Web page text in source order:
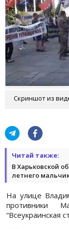
Скриншот из
Читай также:
В Харьковской
летнего
На улице
противники
“Всеукраинская